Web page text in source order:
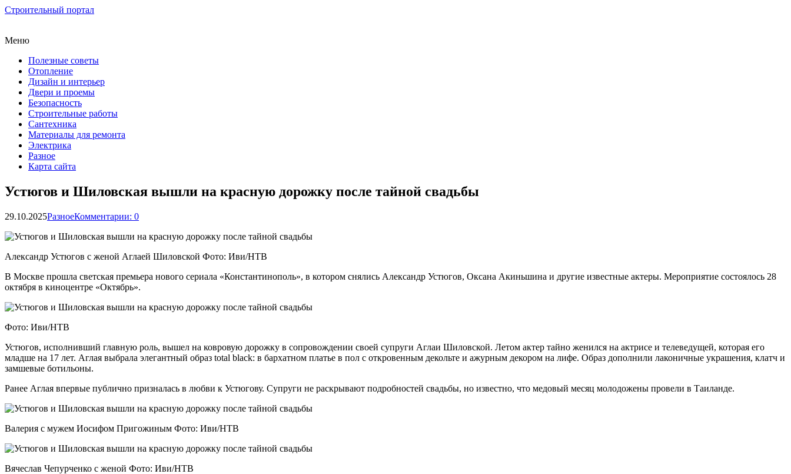
Строительный портал
Меню
Полезные советы
Отопление
Дизайн и интерьер
Двери и проемы
Безопасность
Строительные работы
Сантехника
Материалы для ремонта
Электрика
Разное
Карта сайта
Устюгов и Шиловская вышли на красную дорожку после тайной свадьбы
29.10.2025РазноеКомментарии: 0
Александр Устюгов с женой Аглаей Шиловской Фото: Иви/НТВ
В Москве прошла светская премьера нового сериала «Константинополь», в котором снялись Александр Устюгов, Оксана Акиньшина и другие известные актеры. Мероприятие состоялось 28
октября в киноцентре «Октябрь».
Фото: Иви/НТВ
Устюгов, исполнивший главную роль, вышел на ковровую дорожку в сопровождении своей супруги Аглаи Шиловской. Летом актер тайно женился на актрисе и телеведущей, которая его
младше на 17 лет. Аглая выбрала элегантный образ total black: в бархатном платье в пол с откровенным декольте и ажурным декором на лифе. Образ дополнили лаконичные украшения, клатч и
замшевые ботильоны.
Ранее Аглая впервые публично призналась в любви к Устюгову. Супруги не раскрывают подробностей свадьбы, но известно, что медовый месяц молодожены провели в Таиланде.
Валерия с мужем Иосифом Пригожиным Фото: Иви/НТВ
Вячеслав Чепурченко с женой Фото: Иви/НТВ